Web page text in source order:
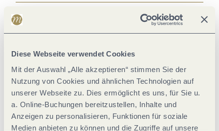
Diese Webseite verwendet Cookies
Mit der Auswahl „Alle akzeptieren“ stimmen Sie der
Nutzung von Cookies und ähnlichen Technologien auf
unserer Webseite zu. Dies ermöglicht es uns, für Sie u.
a. Online-Buchungen bereitzustellen, Inhalte und
Anzeigen zu personalisieren, Funktionen für soziale
Medien anbieten zu können und die Zugriffe auf unsere
Öffentliche Verkehrsmittel
Literatur